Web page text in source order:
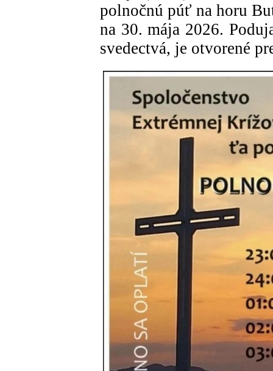
polnočnú púť na horu
na 30. mája 2026.
svedectvá, je otvorené